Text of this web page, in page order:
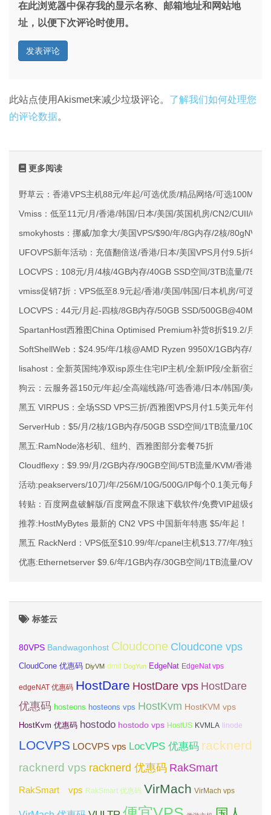
在此浏览器中保存我的显示名称、邮箱地址和网站地
址，以便下次评论时使用。
此站点使用Akismet来减少垃圾评论。 了解我们如何处理您
的评论数据。
更多阅读
野草云：香港VPS主机88元/年起/可选优质/精品网络/可选100M不
Vmiss：低至11元/月/香港/韩国/日本/美国/英国机房/CN2/CUII/
smokyhosts：挪威/加拿大/美国VPS/$90/年/8G内存/2核/
UFOVPS新年活动：充值翻倍送/香港/日本/美国VPS月付9.5折年
LOCVPS：108元/月/4核/4GB内存/40GB SSD空间/3TB流量/
vmiss促销7折：VPS低至8.9元起/香港/美国/韩国/日本机房/可选
LOCVPS：44元/月起-四核/8GB内存/50GB SSD/
SpartanHost西雅图China Optimised Premium补货8折$19.2/月起
SoftShellWeb：$24.95/年/1核@AMD Ryzen 9950X/1GB内存/
lisahost：全新英国纯净双isp原生住宅IP主机/全新IP段/全新宿主机
狗云：云服务器150元/年起/全高端线路/可选香港/日本/韩国/美/俄/
黑五 VIRPUS：全场SSD VPS三折/西雅图VPS月付1.5美元年付15
ServerHub：$5/月/2核/1GB内存/50GB SSD空间/1TB流量/
黑五:RamNode洛杉矶、纽约、西雅图部分套餐75折
Cloudflexy：$9.99/月/2GB内存/90GB空间/5TB流量/KVM/香港
活动:peakservers/10刀/年/256M/10G/500G/IP每个0.1美元每月 达
转贴：百度网盘破解版/百度网盘不限速下载软件/免费VIP超级会员
推荐:HostMyBytes 最新的 CN2 VPS 中国新年特惠 $5/年起！
黑五 RackNerd：VPS低至$10.99/年/cpanel主机$13.77/年/独立服
优惠:Ethernetserver $9.6/年/1GB内存/30GB空间/1TB流量/OVZ/洛
标签云
80VPS Bandwagonhost Cloudcone Cloudcone vps
CloudCone 优惠码 DiyVM dmit DogYun EdgeNat EdgeNat vps
edgeNAT 优惠码 HostDare HostDare vps HostDare
优惠码 hosteons hosteons vps HostKvm HostKVM vps
HostKvm 优惠码 hostodo hostodo vps HostUS KVMLA linode
LOCVPS LOCVPS vps LocVPS 优惠码 racknerd
racknerd vps racknerd 优惠码 RakSmart
RakSmart vps RakSmart 优惠码 VirMach VirMach vps